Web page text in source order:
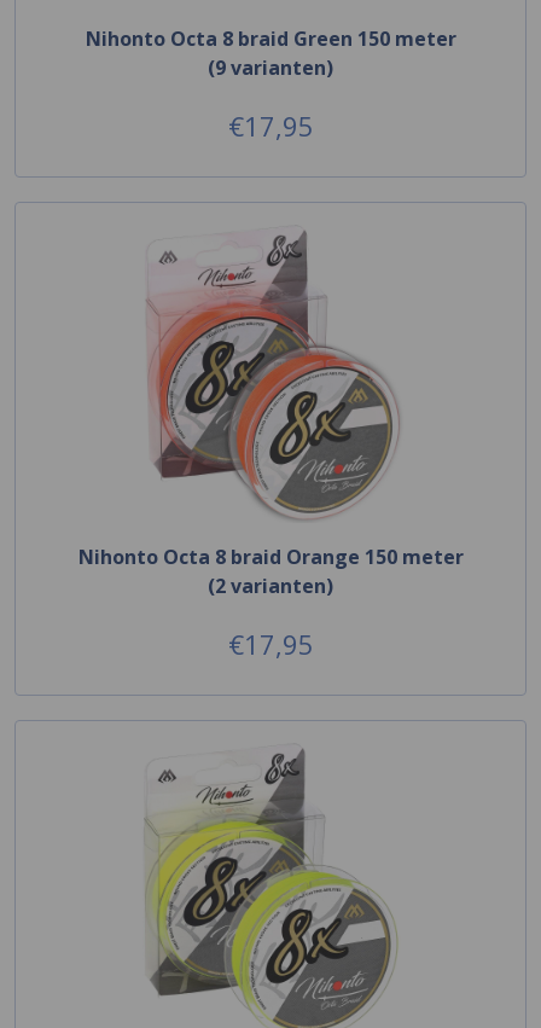
Nihonto Octa 8 braid Green 150 meter
(9 varianten)
€17,95
Nihonto Octa 8 braid Orange 150 meter
(2 varianten)
€17,95